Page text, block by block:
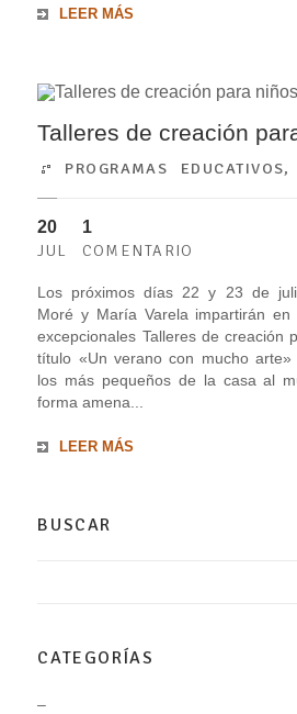
LEER MÁS
Talleres de creación
PROGRAMAS EDUCATIVOS,
20
JUL
1
COMENTARIO
Los próximos días 22 y 23 de
Moré y María Varela impartirán
excepcionales Talleres de creación
título «Un verano con mucho
los más pequeños de la casa al
forma amena...
LEER MÁS
BUSCAR
CATEGORÍAS
–